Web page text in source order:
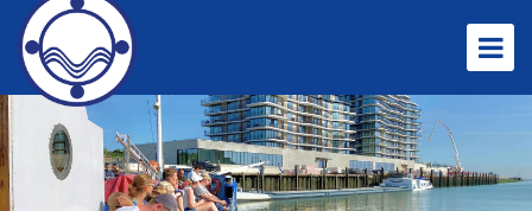
NL DE
𝗥𝘂𝗻𝗱𝗳𝗮𝗵𝗿𝘁𝗲𝗻
𝗣𝗿𝗲𝗶𝘀𝗹𝗶𝘀𝘁𝗲